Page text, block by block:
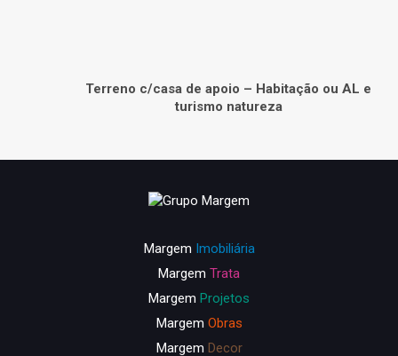
Terreno c/casa de apoio – Habitação ou AL e
turismo natureza
Margem Imobiliária
Margem Trata
Margem Projetos
Margem Obras
Margem Decor